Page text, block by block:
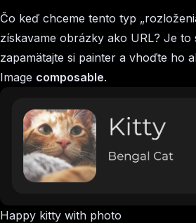
Čo keď chceme tento typ
získavame obrázky ako URL? Je to
zapamätajte si painter a vhoďte ho
Image composable.
Happy kitty with photo